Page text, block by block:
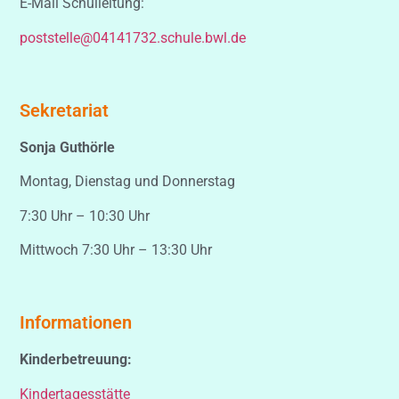
poststelle@04141732.schule.bwl.de
Sekretariat
Sonja Guthörle
Montag, Dienstag und Donnerstag
7:30 Uhr – 10:30 Uhr
Mittwoch 7:30 Uhr – 13:30 Uhr
Informationen
Kinderbetreuung:
Kindertagesstätte